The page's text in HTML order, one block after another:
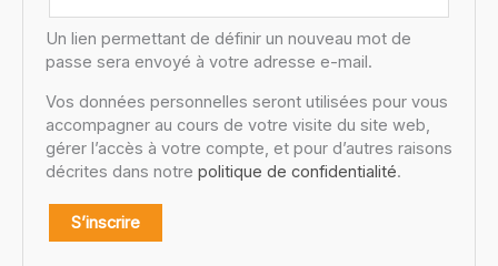
Un lien permettant de définir un nouveau mot de
passe sera envoyé à votre adresse e-mail.
Vos données personnelles seront utilisées pour vous
accompagner au cours de votre visite du site web,
gérer l’accès à votre compte, et pour d’autres raisons
décrites dans notre politique de confidentialité.
S’inscrire